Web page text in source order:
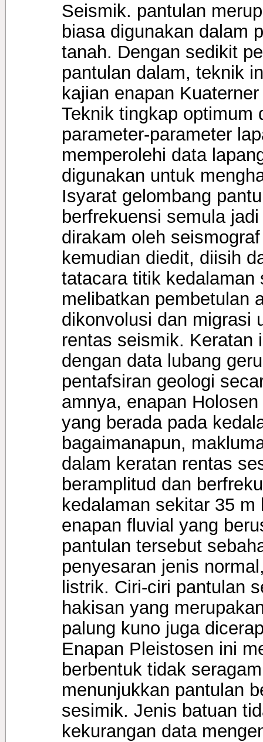
Seismik. pantulan
biasa digunakan dalam
tanah. Dengan sedikit
pantulan dalam, teknik
kajian enapan
Teknik tingkap optimum
parameter-parameter
memperolehi data
digunakan untuk
Isyarat gelombang
berfrekuensi semula
dirakam oleh
kemudian diedit, diisih
tatacara titik
melibatkan pembetulan
dikonvolusi dan migrasi
rentas seismik. Keratan
dengan data lubang
pentafsiran geologi
amnya, enapan
yang berada pada
bagaimanapun,
dalam keratan rentas
beramplitud dan
kedalaman sekitar 35
enapan fluvial yang
pantulan tersebut
penyesaran jenis
listrik. Ciri-ciri pantulan
hakisan yang
palung kuno juga
Enapan Pleistosen ini
berbentuk tidak
menunjukkan pantulan
sesimik. Jenis batuan
kekurangan data